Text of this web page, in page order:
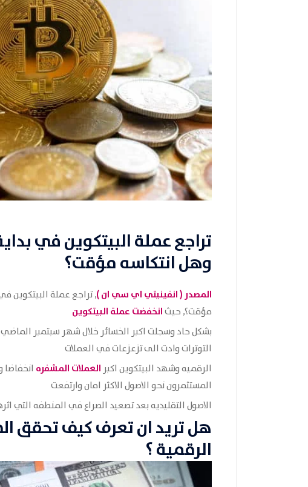
تراجع عملة البيتكوين في
وهل انتكاسه مؤقت؟
المصدر (انفينيتي اي سي ان), تراجع عملة البيتكوين
مؤقت؟, حيثانخفضت عملة البيتكوين
بشكل حاد وسجلت اكبر الخسائر خلال شهر سبتمبر الماضي
التوترات وادت الى تزعزعات في العملات
الرقميه وشهد البيتكوين اكبر العملات المشفره
المستثمرون نحو الاصول الاكثر امان وارتفعت
الاصول التقليديه بعد تصعيد الصراع في المنطفه التي
هل تريد ان تعرف كيف تحقق
الرقمية ؟